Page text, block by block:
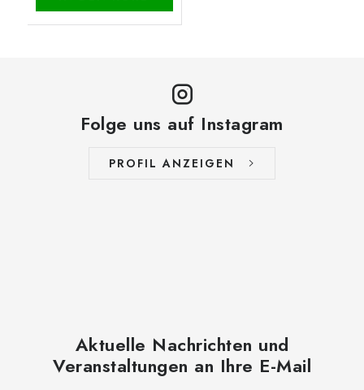
Folge uns auf Instagram
PROFIL ANZEIGEN
Aktuelle Nachrichten und
Veranstaltungen an Ihre E-Mail